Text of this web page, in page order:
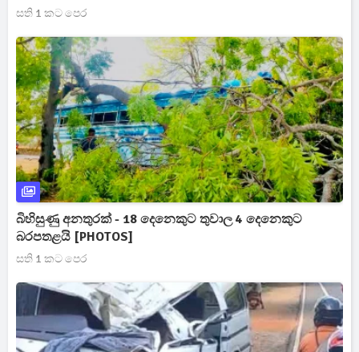
සති 1 කට පෙර
බිහිසුණු අනතුරක් - 18 දෙනෙකුට තුවාල 4 දෙනෙකුට
බරපතළයි [PHOTOS]
සති 1 කට පෙර